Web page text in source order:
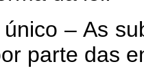
– As
parte das